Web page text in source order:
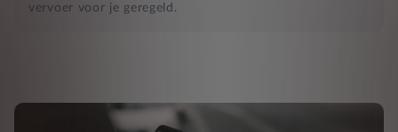
vervoer voor je geregeld.